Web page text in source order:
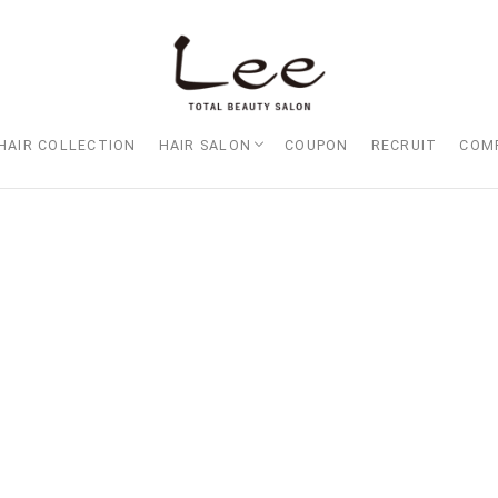
COLLECTION HAIR SALON
Lee大阪店
Lee梅田店
Lee京橋店
Lee堀江店
Lee四ツ橋店
Lee天王寺店
Lee上新庄Vita店
Lee東三国店
Lee布施店
Lee枚方店
HARBOR （ハーバー）
Lee尼崎店
Lee甲子園店
COUPON RECRUIT